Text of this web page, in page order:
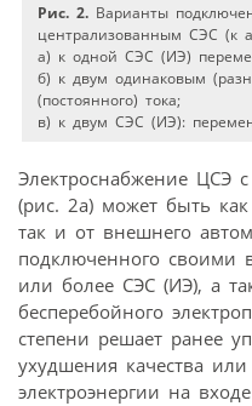
Рис. 2. Варианты
централизованным СЭС (к
а) к одной СЭС (ИЭ)
б) к двум одинаковым
(постоянного) тока;
в) к двум СЭС (ИЭ):
Электроснабжение ЦСЭ
(рис. 2а) может быть
так и от внешнего
подключенного
или более СЭС (ИЭ), а
бесперебойного
степени решает ранее
ухудшения качества
электроэнергии на